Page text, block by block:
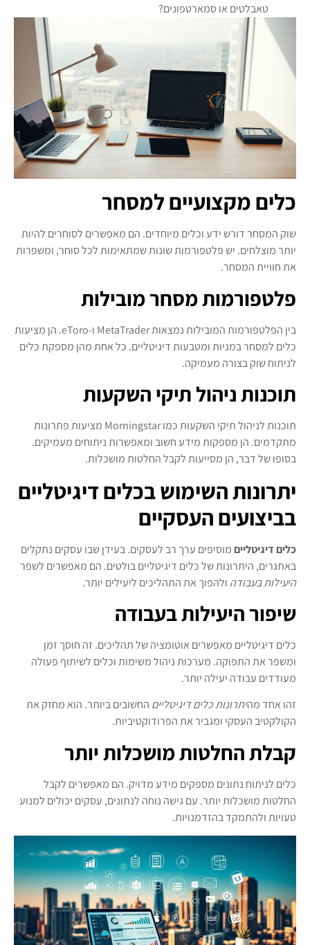
טאבלטים או סמארטפונים?
כלים מקצועיים למסחר
שוק המסחר דורש ידע וכלים מיוחדים. הם מאפשרים לסוחרים להיות
יותר מוצלחים. יש פלטפורמות שונות שמתאימות לכל סוחר, ומשפרות
את חוויית המסחר.
פלטפורמות מסחר מובילות
בין הפלטפורמות המובילות נמצאות MetaTrader ו-eToro. הן מציעות
כלים למסחר במניות ומטבעות דיגיטליים. כל אחת מהן מספקת כלים
לניתוח שוק בצורה מעמיקה.
תוכנות ניהול תיקי השקעות
תוכנות לניהול תיקי השקעות כמו Morningstar מציעות פתרונות
מתקדמים. הן מספקות מידע חשוב ומאפשרות ניתוחים מעמיקים.
בסופו של דבר, הן מסייעות לקבל החלטות מושכלות.
יתרונות השימוש בכלים דיגיטליים
בביצועים העסקיים
כלים דיגיטלייםמוסיפים ערך רב לעסקים. בעידן שבו עסקים נתקלים
באתגרים, היתרונות של כלים דיגיטליים בולטים. הם מאפשרים לשפר
היעילות בעבודה ולהפוך את התהליכים ליעילים יותר.
שיפור היעילות בעבודה
כלים דיגיטליים מאפשרים אוטומציה של תהליכים. זה חוסך זמן
ומשפר את התפוקה. מערכות ניהול משימות וכלים לשיתוף פעולה
מעודדים עבודה יעילה יותר.
זהו אחד מהיתרונות כלים דיגיטליים החשובים ביותר. הוא מחזק את
הקולקטיב העסקי ומגביר את הפרודוקטיביות.
קבלת החלטות מושכלות יותר
כלים לניתוח נתונים מספקים מידע מדויק. הם מאפשרים לקבל
החלטות מושכלות יותר. עם גישה נוחה לנתונים, עסקים יכולים למנוע
טעויות ולהתמקד בהזדמנויות.